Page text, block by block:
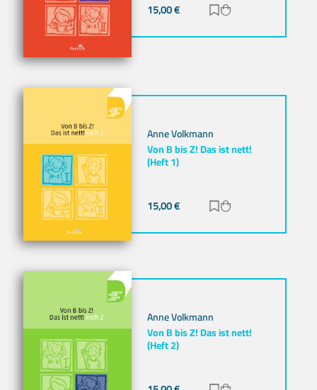
15,00€ Zur Merkliste
Anne Volkmann
Von B bis Z! Das ist nett!
(Heft 1)
15,00€ Zur Merkliste
Anne Volkmann
Von B bis Z! Das ist nett!
(Heft 2)